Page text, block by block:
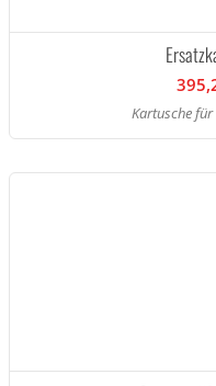
Kartusche für